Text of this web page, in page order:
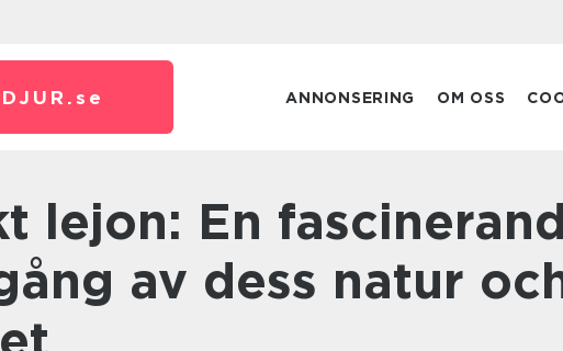
se ANNONSERING OM OSS
av dess natur